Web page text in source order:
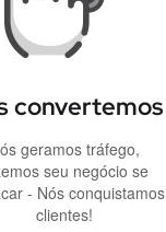
convertemos
geramos tráfego,
seu negócio se
- Nós conquistamos
clientes!